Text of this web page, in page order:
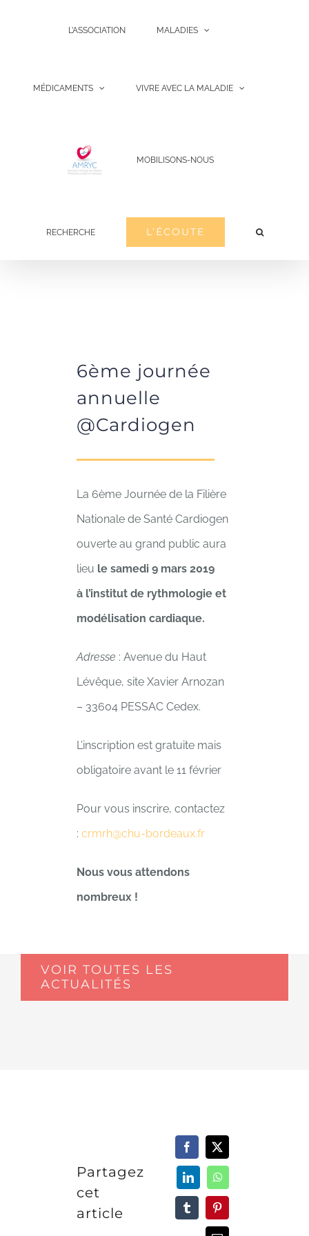
L’ASSOCIATION MALADIES
MÉDICAMENTS VIVRE AVEC LA MALADIE
MOBILISONS-NOUS
RECHERCHE L’ÉCOUTE
6ème journée
annuelle
@Cardiogen
La 6ème Journée de la Filière
Nationale de Santé Cardiogen
ouverte au grand public aura
lieu le samedi 9 mars 2019
àl’institut de rythmologie et
modélisation cardiaque.
Adresse : Avenue du Haut
Lévêque, site Xavier Arnozan
– 33604 PESSAC Cedex.
L’inscription est gratuite mais
obligatoire avant le 11 février
Pour vous inscrire, contactez
: crmrh@chu-bordeaux.fr
Nous vous attendons
nombreux !
VOIR TOUTES LES
ACTUALITÉS
Partagez
cet
article